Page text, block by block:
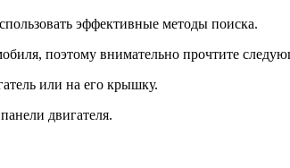
эффективные методы поиска.
поэтому внимательно прочтите
или на его крышку.
двигателя.